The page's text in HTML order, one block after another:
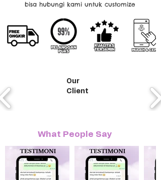
bisa hubungi kami untuk customize
Our
Client
What People Say